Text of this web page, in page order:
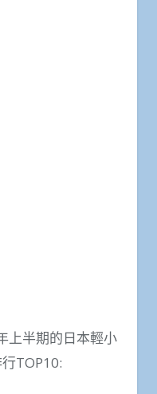
上半期的日本輕小
TOP10: